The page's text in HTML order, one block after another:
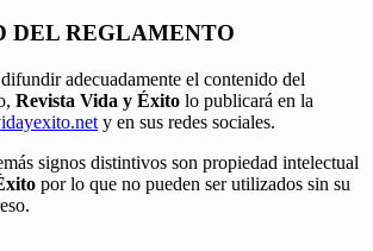
DEL REGLAMENTO
adecuadamente el contenido del
Revista Vida y Éxito lo publicará en la
y en sus redes sociales.
signos distintivos son propiedad intelectual
por lo que no pueden ser utilizados sin su